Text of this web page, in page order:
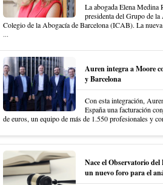
La abogada Elena Medina
presidenta del Grupo de
Colegio de la Abogacía de Barcelona (ICAB). La
...
Auren integra a Moore
y Barcelona
Con esta integración,
España una facturación
de euros, un equipo de más de 1.550 profesionales y
Nace el Observatorio
un nuevo foro para el